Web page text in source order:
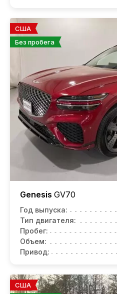
США
Без пробега
Genesis GV70
Год выпуска:
Тип двигателя:
Пробег:
Объем:
Привод:
США